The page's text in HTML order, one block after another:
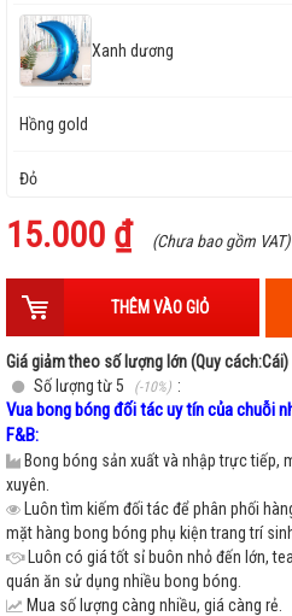
Xanh dương
Hồng gold
Đỏ
15.000 ₫ (Chưa bao gồm VAT)
THÊM VÀO GIỎ
Giá giảm theo số lượng lớn (Quy cách:Cái)
Số lượng từ 5
(-10%) :
Vua bong bóng đối tác uy tín của chuỗi
F&B:
Bong bóng sản xuất và nhập trực tiếp,
xuyên.
Luôn tìm kiếm đối tác để phân phối
mặt hàng bong bóng phụ kiện trang trí
Luôn có giá tốt sỉ buôn nhỏ đến lớn,
quán ăn sử dụng nhiều bong bóng.
Mua số lượng càng nhiều, giá càng rẻ.